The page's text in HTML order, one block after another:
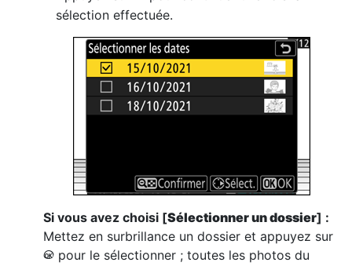
sélection effectuée.
Si vous avez choisi [Sélectionner un dossier] :
Mettez en surbrillance un dossier et appuyez sur
J pour le sélectionner ; toutes les photos du